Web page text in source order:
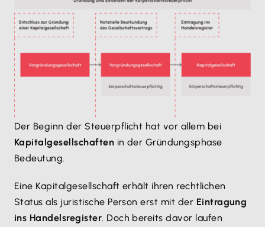
Der Beginn der Steuerpflicht hat vor allem bei
Kapitalgesellschaften in der Gründungsphase
Bedeutung.
Eine Kapitalgesellschaft erhält ihren rechtlichen
Status als juristische Person erst mit der Eintragung
ins Handelsregister. Doch bereits davor laufen